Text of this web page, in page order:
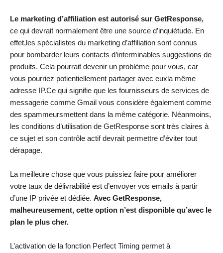
Le marketing d’affiliation est autorisé sur GetResponse,
ce qui devrait normalement être une source d’inquiétude. En
effet,les spécialistes du marketing d’affiliation sont connus
pour bombarder leurs contacts d’interminables suggestions de
produits. Cela pourrait devenir un problème pour vous, car
vous pourriez potientiellement partager avec euxla même
adresse IP.Ce qui signifie que les fournisseurs de services de
messagerie comme Gmail vous considère également comme
des spammeursmettent dans la même catégorie. Néanmoins,
les conditions d’utilisation de GetResponse sont très claires à
ce sujet et son contrôle actif devrait permettre d’éviter tout
dérapage.
La meilleure chose que vous puissiez faire pour améliorer
votre taux de délivrabilité est d’envoyer vos emails à partir
d’une IP privée et dédiée. Avec GetResponse,
malheureusement, cette option n’est disponible qu’avec le
plan le plus cher.
L’activation de la fonction Perfect Timing permet à